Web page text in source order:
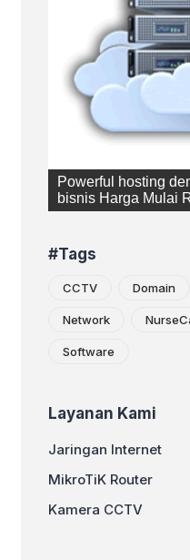
Powerful hosting
bisnis Harga Mulai
#Tags
CCTV Domain
Network
Software
Layanan Kami
Jaringan Internet
MikroTiK Router
Kamera CCTV